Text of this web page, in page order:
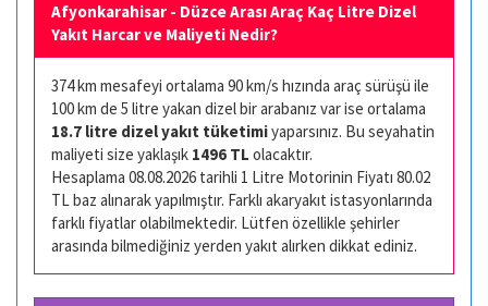
Afyonkarahisar - Düzce Arası Araç Kaç Litre Dizel
Yakıt Harcar ve Maliyeti Nedir?
374 km mesafeyi ortalama 90 km/s hızında araç sürüşü ile
100 km de 5 litre yakan dizel bir arabanız var ise ortalama
18.7 litre dizel yakıt tüketimiyaparsınız. Bu seyahatin
maliyeti size yaklaşık 1496 TL olacaktır.
Hesaplama 08.08.2026 tarihli 1 Litre Motorinin Fiyatı 80.02
TL baz alınarak yapılmıştır. Farklı akaryakıt istasyonlarında
farklı fiyatlar olabilmektedir. Lütfen özellikle şehirler
arasında bilmediğiniz yerden yakıt alırken dikkat ediniz.